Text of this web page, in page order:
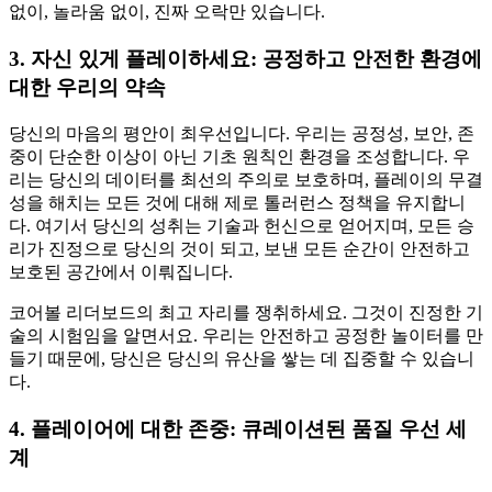
없이, 놀라움 없이, 진짜 오락만 있습니다.
3. 자신 있게 플레이하세요: 공정하고 안전한 환경에
대한 우리의 약속
당신의 마음의 평안이 최우선입니다. 우리는 공정성, 보안, 존
중이 단순한 이상이 아닌 기초 원칙인 환경을 조성합니다. 우
리는 당신의 데이터를 최선의 주의로 보호하며, 플레이의 무결
성을 해치는 모든 것에 대해 제로 톨러런스 정책을 유지합니
다. 여기서 당신의 성취는 기술과 헌신으로 얻어지며, 모든 승
리가 진정으로 당신의 것이 되고, 보낸 모든 순간이 안전하고
보호된 공간에서 이뤄집니다.
코어볼 리더보드의 최고 자리를 쟁취하세요. 그것이 진정한 기
술의 시험임을 알면서요. 우리는 안전하고 공정한 놀이터를 만
들기 때문에, 당신은 당신의 유산을 쌓는 데 집중할 수 있습니
다.
4. 플레이어에 대한 존중: 큐레이션된 품질 우선 세
계